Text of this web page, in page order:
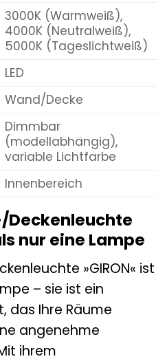
3000K (Warmweiß),
4000K (Neutralweiß),
5000K (Tageslichtweiß)
LED
Wand/Decke
Dimmbar
(modellabhängig),
variable Lichtfarbe
Innenbereich
Deckenleuchte
nur eine Lampe
»GIRON« ist
– sie ist ein
das Ihre Räume
angenehme
ihrem